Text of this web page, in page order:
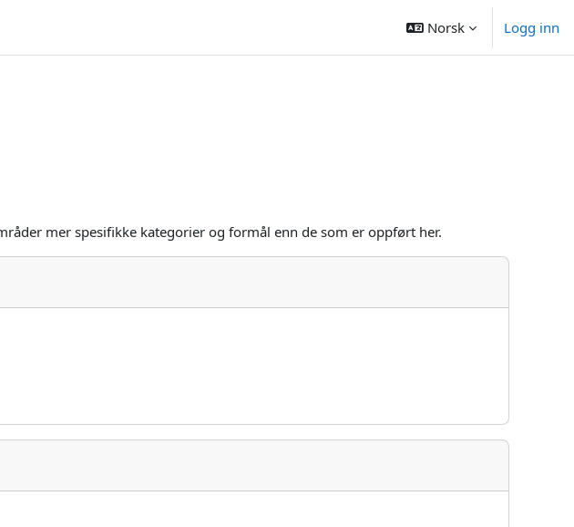
Norsk Logg inn
mer spesifikke kategorier og formål enn de som er oppført her.